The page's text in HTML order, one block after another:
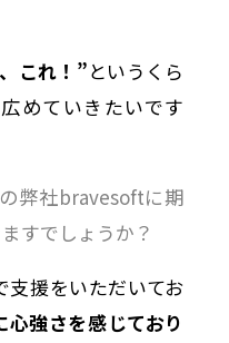
これ！”というくら
めていきたいです
弊社bravesoftに期
すでしょうか？
支援をいただいてお
強さを感じており